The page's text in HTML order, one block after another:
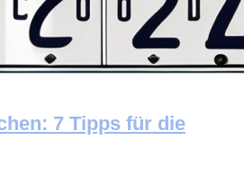
7 Tipps für die